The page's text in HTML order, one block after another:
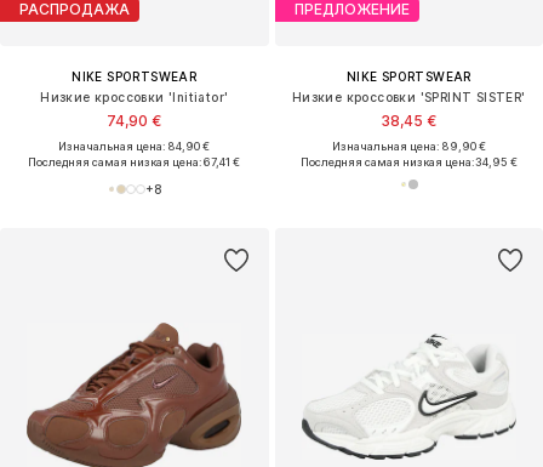
РАСПРОДАЖА
NIKE SPORTSWEAR
Низкие кроссовки 'Initiator'
74,90 €
Изначальная цена: 84,90 €
Последняя самая низкая цена:67,41 €
+8
ПРЕДЛОЖЕНИЕ
NIKE SPORTSWEAR
Низкие кроссовки 'SPRINT SISTER'
38,45 €
Изначальная цена: 89,90 €
Последняя самая низкая цена:34,95 €